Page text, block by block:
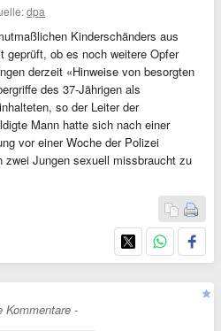
dpa
Kinderschänders aus
geprüft, ob es noch weitere Opfer
derzeit «Hinweise von besorgten
des 37-Jährigen als
so der Leiter der
Mann hatte sich nach einer
vor einer Woche der Polizei
zwei Jungen sexuell missbraucht zu
Kommentare -